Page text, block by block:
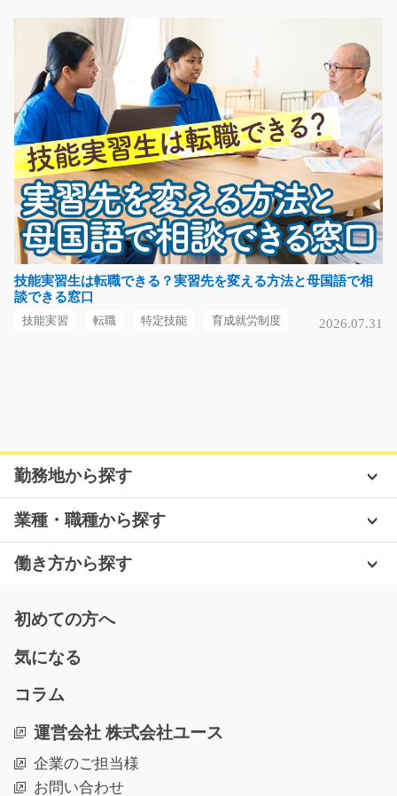
確認をおこなう…
長期（3ヶ月以上）
時給1070円
福岡県飯塚市
気になる
カーナビの組立のお仕事/y11_00908
急募
＼＼＼大人気の組立のお仕事！／／／ ＝＝＝＝＝＝＝＝
＝＝＝＝＝＝＝＝…
長期（3ヶ月以上）
時給1300円
自動車部品の検査/g01_01759
急募
【急募】夜勤専属！！手のひらサイズの自動車部品を目
視でキズや汚れがな…
長期（3ヶ月以上）
時給1200円～ 時給1500円
256
未経験の方も大歓迎！バルブと耐圧と塗装剥離と塗装装
置の検査をお願いし…
長期（3ヶ月以上）
技能実習生は転職できる？実習先を変える方法と母国語で相
談できる窓口
技能実習 転職 特定技能 育成就労制度 2026.07.31
勤務地から探す
業種・職種から探す
働き方から探す
初めての方へ
気になる
コラム
運営会社 株式会社ユース
企業のご担当様
お問い合わせ